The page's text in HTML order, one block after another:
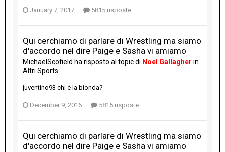
January 7, 2017 5815 risposte
Qui cerchiamo di parlare di Wrestling ma siamo
d'accordo nel dire Paige e Sasha vi amiamo
MichaelScofield ha risposto al topic di Noel Gallagher in
Altri Sports
juventino93 chi è la bionda?
December 9, 2016 5815 risposte
Qui cerchiamo di parlare di Wrestling ma siamo
d'accordo nel dire Paige e Sasha vi amiamo